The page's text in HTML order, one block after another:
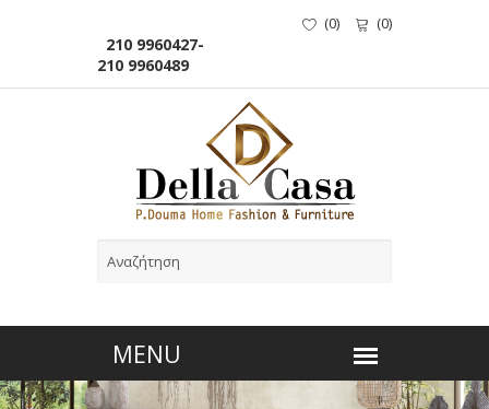
210 9960427-
210 9960489
(0) (0)